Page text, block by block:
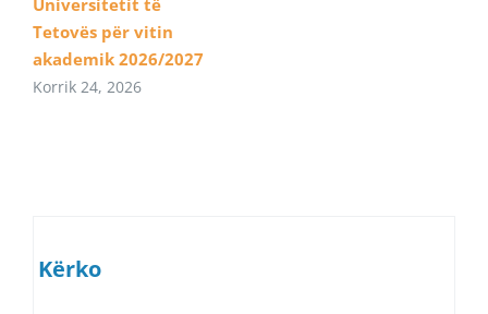
Tetovës për vitin
akademik 2026/2027
Korrik 24, 2026
Kërko